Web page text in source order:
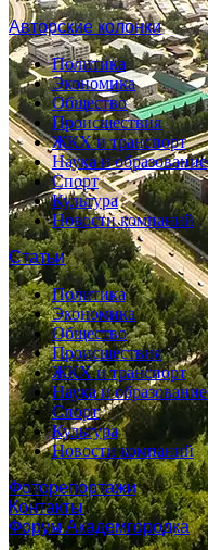
Авторские колонки
Политика
Экономика
Общество
Происшествия
ЖКХ и транспорт
Наука и образование
Спорт
Культура
Новости компаний
Статьи
Политика
Экономика
Общество
Происшествия
ЖКХ и транспорт
Наука и образование
Спорт
Культура
Новости компаний
Фоторепортажи
Контакты
Форум Академгородка